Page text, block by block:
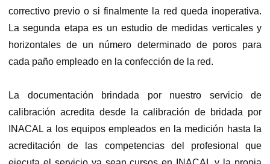
correctivo previo o si finalmente la red queda inoperativa.
La segunda etapa es un estudio de medidas verticales y
horizontales de un número determinado de poros para
cada paño empleado en la confección de la red.
La documentación brindada por nuestro servicio de
calibración acredita desde la calibración de bridada por
INACAL a los equipos empleados en la medición hasta la
acreditación de las competencias del profesional que